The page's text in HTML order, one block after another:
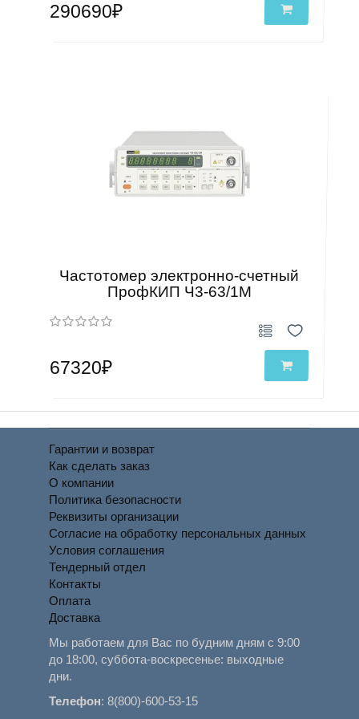
290690₽
Частотомер электронно-счетный
ПрофКИП Ч3-63/1М
67320₽
Гарантии и возврат
Как сделать заказ
О компании
Политика безопасности
Реквизиты организации
Согласие на обработку персональных данных
Условия соглашения
Тендерный отдел
Контакты
Оплата
Доставка
Мы работаем для Вас по будним дням с 9:00
до 18:00, суббота-воскресенье: выходные
дни.
Телефон:8(800)-600-53-15